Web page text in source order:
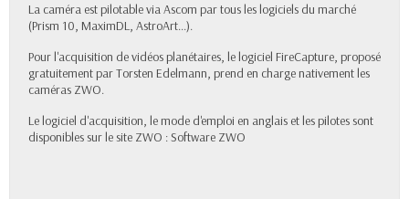
La caméra est pilotable via Ascom par tous les logiciels du marché
(Prism 10, MaximDL, AstroArt...).
Pour l'acquisition de vidéos planétaires, le logiciel FireCapture, proposé
gratuitement par Torsten Edelmann, prend en charge nativement les
caméras ZWO.
Le logiciel d'acquisition, le mode d'emploi en anglais et les pilotes sont
disponibles sur le site ZWO :Software ZWO